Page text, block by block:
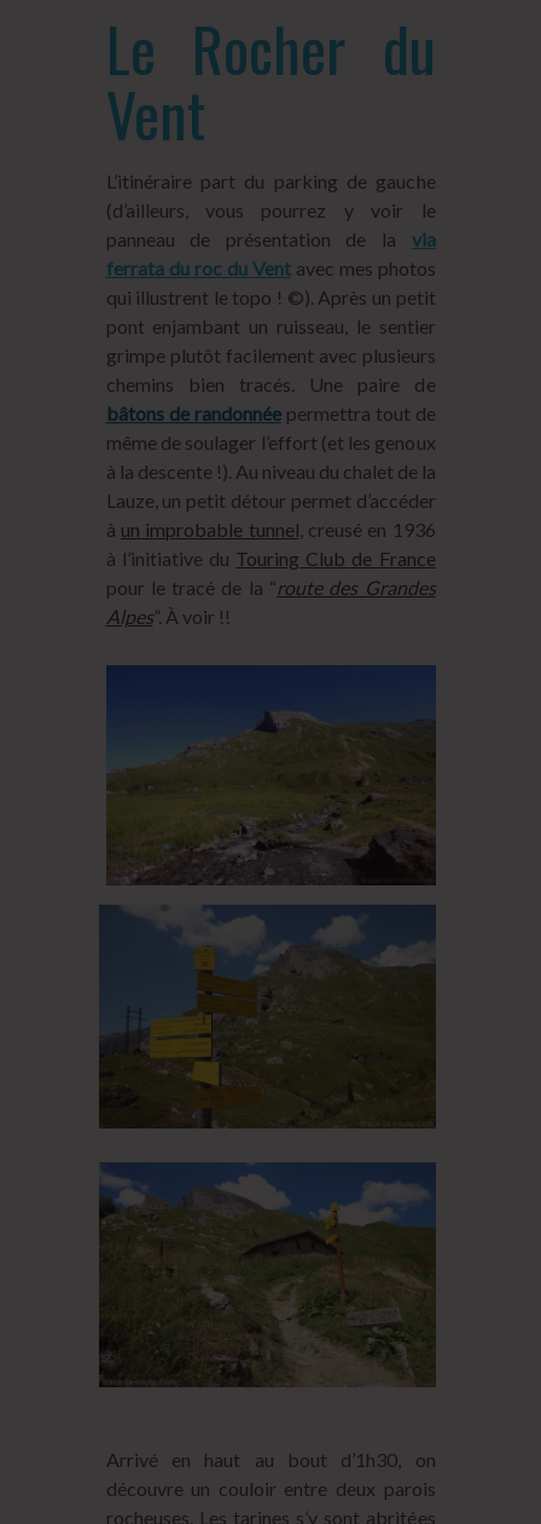
Le Rocher du
Vent
L’itinéraire part du parking de gauche
(d’ailleurs, vous pourrez y voir le
panneau de présentation de la via
ferrata du roc du Ventavec mes photos
qui illustrent le topo ! ©). Après un petit
pont enjambant un ruisseau, le sentier
grimpe plutôt facilement avec plusieurs
chemins bien tracés. Une paire de
bâtons de randonnéepermettra tout de
même de soulager l’effort (et les genoux
à la descente !). Au niveau du chalet de la
Lauze, un petit détour permet d’accéder
à un improbable tunnel , creusé en 1936
à l’initiative du Touring Club de France
pour le tracé de la “route des Grandes
Alpes”. À voir !!
Arrivé en haut au bout d’1h30, on
découvre un couloir entre deux parois
rocheuses. Les tarines s’y sont abritées